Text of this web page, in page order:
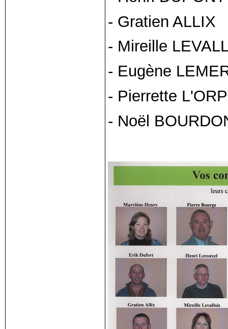
- Gratien ALLIX
- Mireille
- Eugène
- Pierrette
- Noël